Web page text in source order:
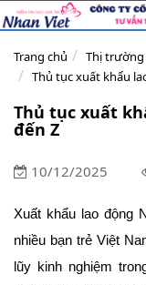
Trang chủ Thị trường
Thủ tục xuất khẩu
Thủ tục xuất
đến Z
10/12/2025
Xuất khẩu lao động
nhiều bạn trẻ Việt
lũy kinh nghiệm